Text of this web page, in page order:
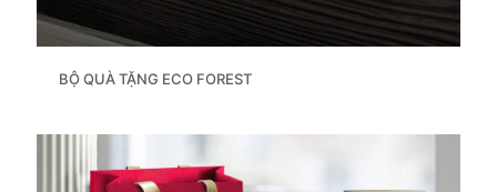
BỘ QUÀ TẶNG ECO FOREST